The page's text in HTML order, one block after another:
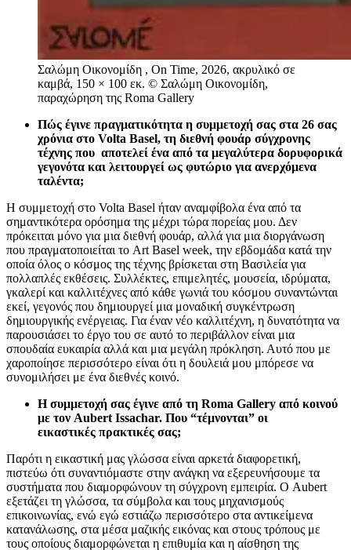
Σαλώμη Οικονομίδη , On Time, 2026, ακρυλικό σε
καμβά, 150 × 100 εκ. © Σαλώμη Οικονομίδη,
παραχώρηση της Roma Gallery
Πώς έγινε πραγματικότητα η συμμετοχή σας στα 26 σας
χρόνια στo Volta Basel, τη διεθνή φουάρ σύγχρονης
τέχνης που αποτελεί ένα από τα μεγαλύτερα δορυφορικά
γεγονότα και λειτουργεί ως φυτώριο για ανερχόμενα
ταλέντα;
Η συμμετοχή στο Volta Basel ήταν αναμφίβολα ένα από τα
σημαντικότερα ορόσημα της μέχρι τώρα πορείας μου. Δεν
πρόκειται μόνο για μια διεθνή φουάρ, αλλά για μια διοργάνωση
που πραγματοποιείται το Art Basel week, την εβδομάδα κατά την
οποία όλος ο κόσμος της τέχνης βρίσκεται στη Βασιλεία για
πολλαπλές εκθέσεις. Συλλέκτες, επιμελητές, μουσεία, ιδρύματα,
γκαλερί και καλλιτέχνες από κάθε γωνιά του κόσμου συναντώνται
εκεί, γεγονός που δημιουργεί μια μοναδική συγκέντρωση
δημιουργικής ενέργειας. Για έναν νέο καλλιτέχνη, η δυνατότητα να
παρουσιάσει το έργο του σε αυτό το περιβάλλον είναι μια
σπουδαία ευκαιρία αλλά και μια μεγάλη πρόκληση. Αυτό που με
χαροποίησε περισσότερο είναι ότι η δουλειά μου μπόρεσε να
συνομιλήσει με ένα διεθνές κοινό.
Η συμμετοχή σας έγινε από τη Roma Gallery από κοινού
με τον Aubert Issachar. Που “τέμνονται” οι
εικαστικές πρακτικές σας;
Παρότι η εικαστική μας γλώσσα είναι αρκετά διαφορετική,
πιστεύω ότι συναντιόμαστε στην ανάγκη να εξερευνήσουμε τα
συστήματα που διαμορφώνουν τη σύγχρονη εμπειρία. Ο Aubert
εξετάζει τη γλώσσα, τα σύμβολα και τους μηχανισμούς
επικοινωνίας, ενώ εγώ εστιάζω περισσότερο στα αντικείμενα
κατανάλωσης, στα μέσα μαζικής εικόνας και στους τρόπους με
τους οποίους διαμορφώνεται η επιθυμία και η αίσθηση της